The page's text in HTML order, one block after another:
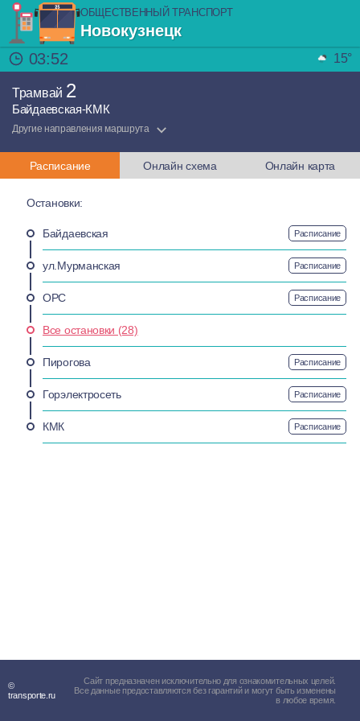
ОБЩЕСТВЕННЫЙ ТРАНСПОРТ
Новокузнецк
03:52
15°
Трамвай 2
Байдаевская-КМК
Другие направления маршрута
Расписание Онлайн схема Онлайн карта
Остановки:
Байдаевская Расписание
ул.Мурманская Расписание
ОРС Расписание
Все остановки (28)
Пирогова Расписание
Горэлектросеть Расписание
КМК Расписание
©
transporte.ru
Сайт предназначен исключительно для ознакомительных целей.
Все данные предоставляются без гарантий и могут быть изменены
в любое время.